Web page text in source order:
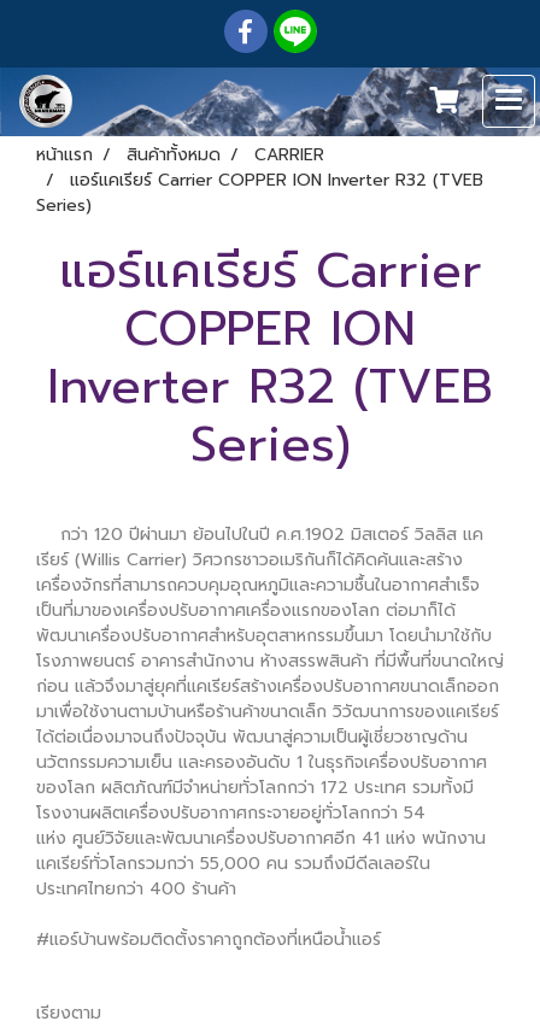
หน้าแรก สินค้าทั้งหมด
CARRIER
แอร์แคเรียร์ Carrier COPPER ION Inverter R32 (TVEB
Series)
แอร์แคเรียร์ Carrier
COPPER ION
Inverter R32 (TVEB
Series)
กว่า 120 ปีผ่านมา ย้อนไปในปี ค.ศ.1902 มิสเตอร์ วิลลิส แค
เรียร์ (Willis Carrier) วิศวกรชาวอเมริกันก็ได้คิดค้นและสร้าง
เครื่องจักรที่สามารถควบคุมอุณหภูมิและความชื้นในอากาศสำเร็จ
เป็นที่มาของเครื่องปรับอากาศเครื่องแรกของโลก ต่อมาก็ได้
พัฒนาเครื่องปรับอากาศสำหรับอุตสาหกรรมขึ้นมา โดยนำมาใช้กับ
โรงภาพยนตร์ อาคารสำนักงาน ห้างสรรพสินค้า ที่มีพื้นที่ขนาดใหญ่
ก่อน แล้วจึงมาสู่ยุคที่แคเรียร์สร้างเครื่องปรับอากาศขนาดเล็กออก
มาเพื่อใช้งานตามบ้านหรือร้านค้าขนาดเล็ก วิวัฒนาการของแคเรียร์
ได้ต่อเนื่องมาจนถึงปัจจุบัน พัฒนาสู่ความเป็นผู้เชี่ยวชาญด้าน
นวัตกรรมความเย็น และครองอันดับ 1 ในธุรกิจเครื่องปรับอากาศ
ของโลก ผลิตภัณฑ์มีจำหน่ายทั่วโลกกว่า 172 ประเทศ รวมทั้งมี
โรงงานผลิตเครื่องปรับอากาศกระจายอยู่ทั่วโลกกว่า 54
แห่ง ศูนย์วิจัยและพัฒนาเครื่องปรับอากาศอีก 41 แห่ง พนักงาน
แคเรียร์ทั่วโลกรวมกว่า 55,000 คน รวมถึงมีดีลเลอร์ใน
ประเทศไทยกว่า 400 ร้านค้า
#แอร์บ้านพร้อมติดตั้งราคาถูกต้องที่เหนือน้ำแอร์
เรียงตาม